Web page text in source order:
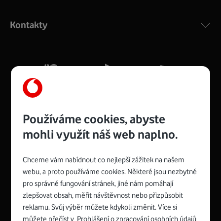
silný signál pro celou domácnost. Kompaktní rozměry 21
Více o COMPAL CH7465VF
Zyxel VMG8623-T50B:
Rozměry modemu jsou 16 x 22 x 7,5 cm (včetně stojánku)
a nabízí 4 gigabitové LAN porty a bezdrátové připojení Wi-
Spojte se s Vodafonem
Kontakty
Používáme cookies, abyste
mohli využít náš web naplno.
Chceme vám nabídnout co nejlepší zážitek na našem
webu, a proto používáme cookies. Některé jsou nezbytné
pro správné fungování stránek, jiné nám pomáhají
zlepšovat obsah, měřit návštěvnost nebo přizpůsobit
reklamu. Svůj výběr můžete kdykoli změnit. Více si
můžete přečíst v Prohlášení o zpracování osobních údajů